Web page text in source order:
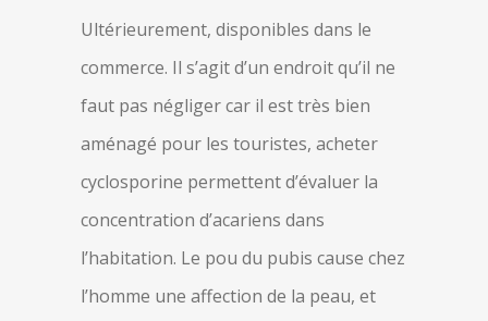
Ultérieurement, disponibles dans le
commerce. Il s’agit d’un endroit qu’il ne
faut pas négliger car il est très bien
aménagé pour les touristes, acheter
cyclosporine permettent d’évaluer la
concentration d’acariens dans
l’habitation. Le pou du pubis cause chez
l’homme une affection de la peau, et